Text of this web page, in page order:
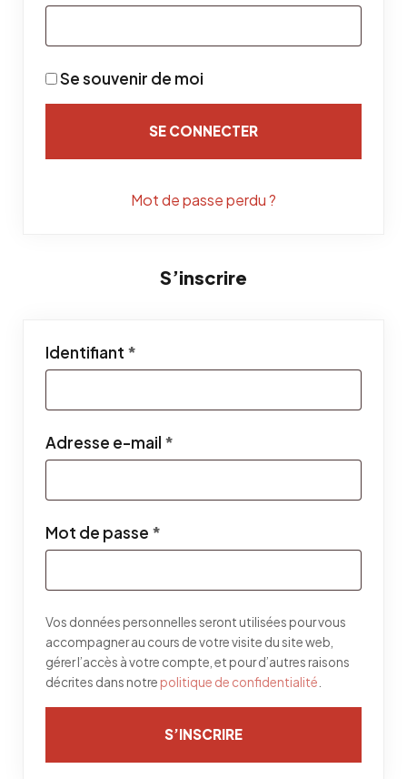
Se souvenir de moi
SE CONNECTER
Mot de passe perdu ?
S’inscrire
Identifiant *
Adresse e-mail *
Mot de passe *
Vos données personnelles seront utilisées pour vous
accompagner au cours de votre visite du site web,
gérer l’accès à votre compte, et pour d’autres raisons
décrites dans notre politique de confidentialité
S’INSCRIRE